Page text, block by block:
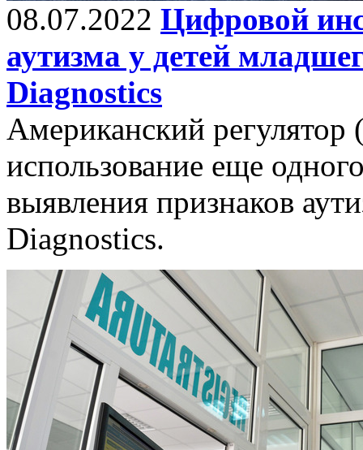
08.07.2022 Цифровой
аутизма у детей
Diagnostics
Американский
использование еще
выявления признаков
Diagnostics.